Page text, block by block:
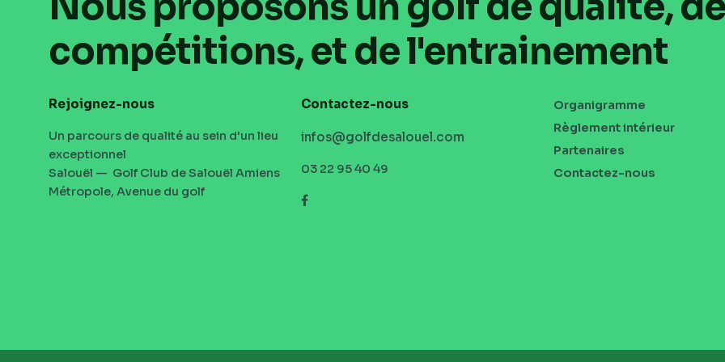
compétitions, et de l'entrainement
Rejoignez-nous
Un parcours de qualité au sein d'un lieu
exceptionnel
Salouël — Golf Club de Salouël Amiens
Métropole, Avenue du golf
Contactez-nous
infos@golfdesalouel.com
03 22 95 40 49
Facebook
MENU
PIED
Organigramme
Règlement intérieur
Partenaires
Contactez-nous